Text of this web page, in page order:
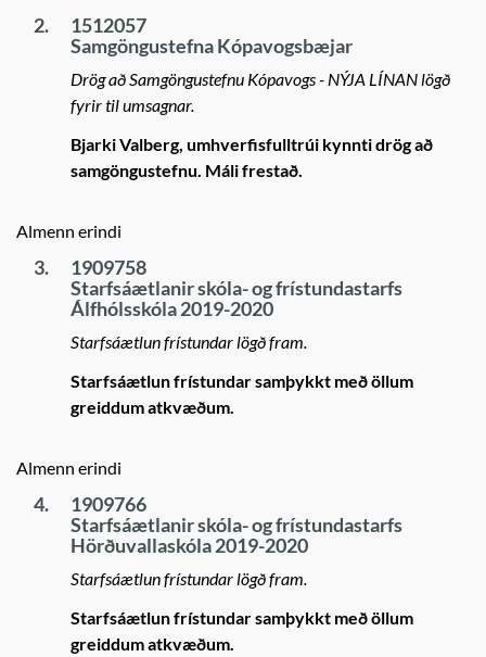
2.
1512057
Samgöngustefna Kópavogsbæjar
Drög að Samgöngustefnu Kópavogs - NÝJA LÍNAN lögð
fyrir til umsagnar.
Bjarki Valberg, umhverfisfulltrúi kynnti drög að
samgöngustefnu. Máli frestað.
Almenn erindi
3.
1909758
Starfsáætlanir skóla- og frístundastarfs
Álfhólsskóla 2019-2020
Starfsáætlun frístundar lögð fram.
Starfsáætlun frístundar samþykkt með öllum
greiddum atkvæðum.
Almenn erindi
4.
1909766
Starfsáætlanir skóla- og frístundastarfs
Hörðuvallaskóla 2019-2020
Starfsáætlun frístundar lögð fram.
Starfsáætlun frístundar samþykkt með öllum
greiddum atkvæðum.